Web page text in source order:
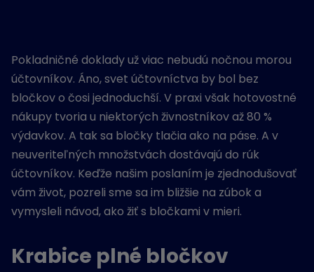
Pokladničné doklady už viac nebudú nočnou morou
účtovníkov. Áno, svet účtovníctva by bol bez
bločkov o čosi jednoduchší. V praxi však hotovostné
nákupy tvoria u niektorých živnostníkov až 80 %
výdavkov. A tak sa bločky tlačia ako na páse. A v
neuveriteľných množstvách dostávajú do rúk
účtovníkov. Keďže našim poslaním je zjednodušovať
vám život, pozreli sme sa im bližšie na zúbok a
vymysleli návod, ako žiť s bločkami v mieri.
Krabice plné bločkov